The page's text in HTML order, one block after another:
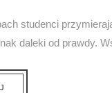
studenci
daleki od prawdy.